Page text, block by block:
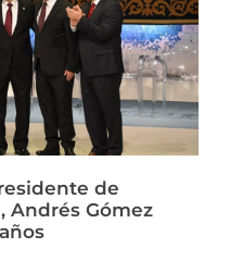
de
Andrés Gómez